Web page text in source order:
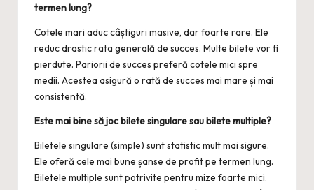
termen lung?
Cotele mari aduc câștiguri masive, dar foarte rare. Ele
reduc drastic rata generală de succes. Multe bilete vor fi
pierdute. Pariorii de succes preferă cotele mici spre
medii. Acestea asigură o rată de succes mai mare și mai
consistentă.
Este mai bine să joc bilete singulare sau bilete multiple?
Biletele singulare (simple) sunt statistic mult mai sigure.
Ele oferă cele mai bune șanse de profit pe termen lung.
Biletele multiple sunt potrivite pentru mize foarte mici.